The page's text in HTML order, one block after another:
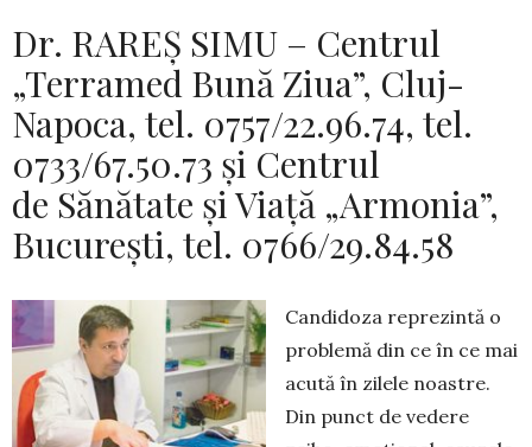
Dr. RAREȘ SIMU – Centrul
„Terramed Bună Ziua”, Cluj-
Napoca, tel. 0757/22.96.74, tel.
0733/67.50.73 și Centrul
de Sănătate şi Viaţă „Armonia”,
Bucureşti, tel. 0766/29.84.58
Candidoza reprezintă o
problemă din ce în ce mai
acută în zilele noastre.
Din punct de vedere